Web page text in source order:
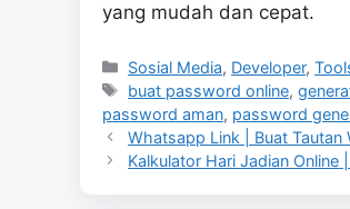
yang mudah dan cepat.
Categories
Sosial Media, Developer,
Tags
buat password online,
password aman, password
Whatsapp Link | Buat
Kalkulator Hari Jadian Online